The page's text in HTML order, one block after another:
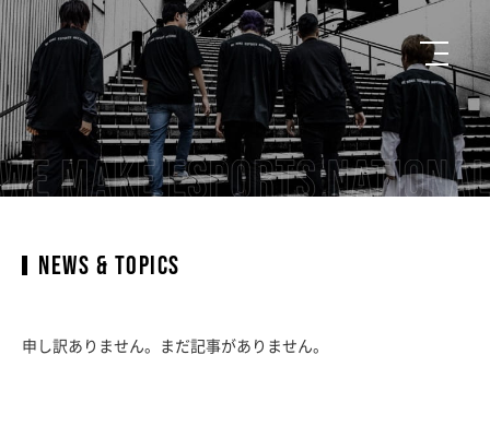
NEWS & TOPICS
申し訳ありません。まだ記事がありません。